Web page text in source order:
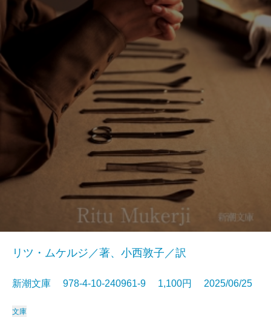
リツ・ムケルジ／著、小西敦子／訳
新潮文庫 978-4-10-240961-9 1,100円 2025/06/25
文庫